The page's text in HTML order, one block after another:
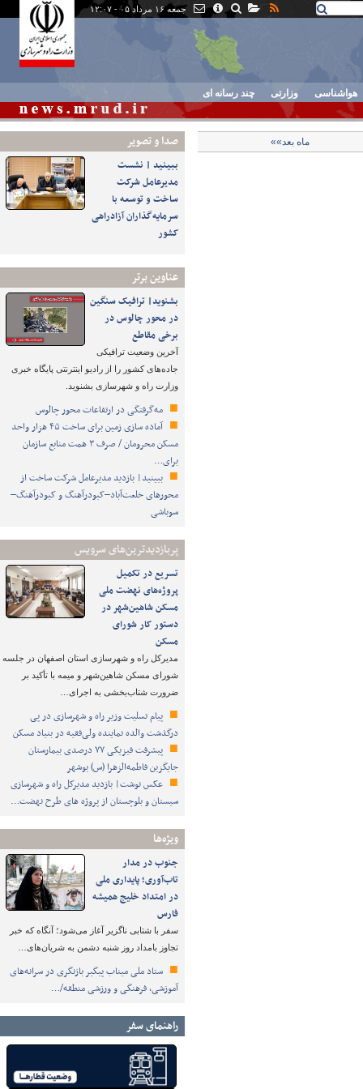
جمعه ۱۶ مرداد ۰۵ - ۱۲:۰۷
هواشناسی وزارتی چند رسانه ای
صدا و تصوير
ببینید | نشست
مدیرعامل شرکت
ساخت و توسعه با
سرمایه‌گذاران آزادراهی
کشور
عناوین برتر
بشنوید| ترافیک سنگین
در محور چالوس در
برخی مقاطع
آخرین وضعیت ترافیکی
جاده‌های کشور را از رادیو اینترنتی پایگاه خبری
وزارت راه و شهرسازی بشنوید.
مه‌گرفتگی در ارتفاعات محور چالوس
آماده سازی زمین برای ساخت ۴۵ هزار واحد
مسکن محرومان / صرف ۳ همت منابع سازمان
برای…
ببینید| بازدید مدیرعامل شرکت ساخت از
محورهای خلعت‌آباد–کبودرآهنگ و کبودرآهنگ–
سوباشی
پربازدیدترین‌های سرویس
تسریع در تکمیل
پروژه‌های نهضت ملی
مسکن شاهین‌شهر در
دستور کار شورای
مسکن
مدیرکل راه و شهرسازی استان اصفهان در جلسه
شورای مسکن شاهین‌شهر و میمه با تأکید بر
ضرورت شتاب‌بخشی به اجرای…
پیام تسلیت وزیر راه و شهرسازی در پی
درگذشت والده نماینده ولی‌فقیه در بنیاد مسکن
پیشرفت فیزیکی ۷۷ درصدی بیمارستان
جایگزین فاطمه‌الزهرا (س) بوشهر
عکس نوشت| بازدید مدیرکل راه و شهرسازی
سیستان و بلوچستان از پروژه های طرح نهضت…
ویژه‌ها
جنوب در مدار
تاب‌آوری؛ پایداری ملی
در امتداد خلیج همیشه
فارس
سفر با شتابی ناگزیر آغاز می‌شود؛ آنگاه که خبر
تجاوز بامداد روز شنبه دشمن به شریان‌های…
ستاد ملی میناب پیگیر بازنگری در سرانه‌های
آموزشی، فرهنگی و ورزشی منطقه/…
راهنمای سفر
ماه بعد»»